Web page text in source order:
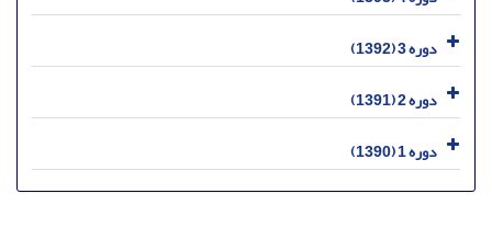
دوره 3 (1392)
دوره 2 (1391)
دوره 1 (1390)